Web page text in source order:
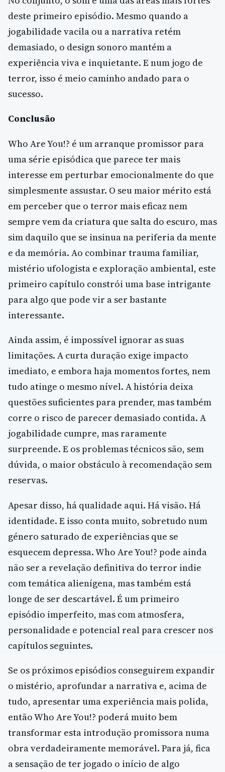
deste primeiro episódio. Mesmo quando a
jogabilidade vacila ou a narrativa retém
demasiado, o design sonoro mantém a
experiência viva e inquietante. E num jogo de
terror, isso é meio caminho andado para o
sucesso.
Conclusão
Who Are You!? é um arranque promissor para
uma série episódica que parece ter mais
interesse em perturbar emocionalmente do que
simplesmente assustar. O seu maior mérito está
em perceber que o terror mais eficaz nem
sempre vem da criatura que salta do escuro, mas
sim daquilo que se insinua na periferia da mente
e da memória. Ao combinar trauma familiar,
mistério ufologista e exploração ambiental, este
primeiro capítulo constrói uma base intrigante
para algo que pode vir a ser bastante
interessante.
Ainda assim, é impossível ignorar as suas
limitações. A curta duração exige impacto
imediato, e embora haja momentos fortes, nem
tudo atinge o mesmo nível. A história deixa
questões suficientes para prender, mas também
corre o risco de parecer demasiado contida. A
jogabilidade cumpre, mas raramente
surpreende. E os problemas técnicos são, sem
dúvida, o maior obstáculo à recomendação sem
reservas.
Apesar disso, há qualidade aqui. Há visão. Há
identidade. E isso conta muito, sobretudo num
género saturado de experiências que se
esquecem depressa. Who Are You!? pode ainda
não ser a revelação definitiva do terror indie
com temática alienígena, mas também está
longe de ser descartável. É um primeiro
episódio imperfeito, mas com atmosfera,
personalidade e potencial real para crescer nos
capítulos seguintes.
Se os próximos episódios conseguirem expandir
o mistério, aprofundar a narrativa e, acima de
tudo, apresentar uma experiência mais polida,
então Who Are You!? poderá muito bem
transformar esta introdução promissora numa
obra verdadeiramente memorável. Para já, fica
a sensação de ter jogado o início de algo